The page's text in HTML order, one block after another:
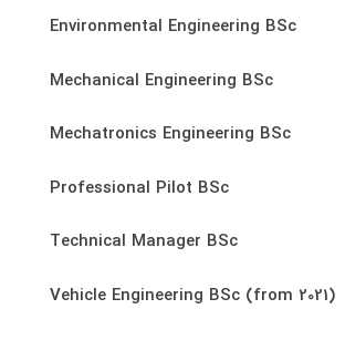
Environmental Engineering BSc
Mechanical Engineering BSc
Mechatronics Engineering BSc
Professional Pilot BSc
Technical Manager BSc
Vehicle Engineering BSc (from 2021)